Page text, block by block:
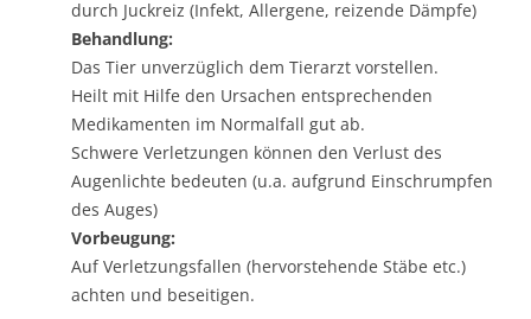
durch Juckreiz (Infekt, Allergene, reizende Dämpfe)
Behandlung:
Das Tier unverzüglich dem Tierarzt vorstellen.
Heilt mit Hilfe den Ursachen entsprechenden
Medikamenten im Normalfall gut ab.
Schwere Verletzungen können den Verlust des
Augenlichte bedeuten (u.a. aufgrund Einschrumpfen
des Auges)
Vorbeugung:
Auf Verletzungsfallen (hervorstehende Stäbe etc.)
achten und beseitigen.